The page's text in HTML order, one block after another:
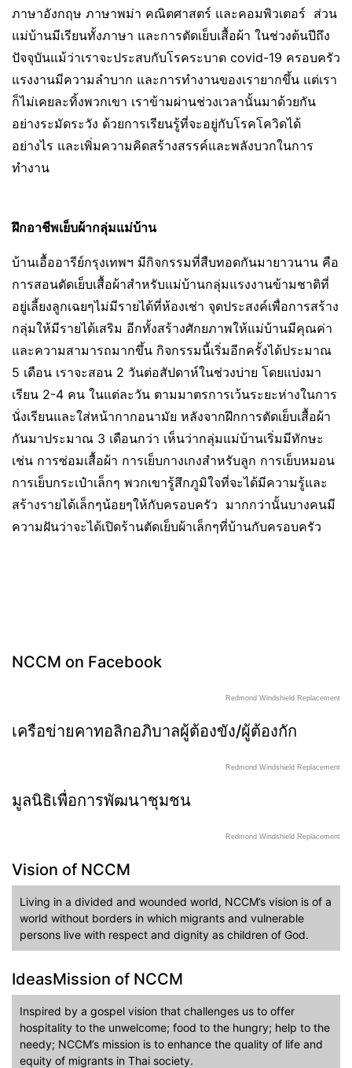
ภาษาอังกฤษ ภาษาพม่า คณิตศาสตร์ และคอมพิวเตอร์ ส่วน
แม่บ้านมีเรียนทั้งภาษา และการตัดเย็บเสื้อผ้า ในช่วงต้นปีถึง
ปัจจุบันแม้ว่าเราจะประสบกับโรคระบาด covid-19 ครอบครัว
แรงงานมีความลำบาก และการทำงานของเรายากขึ้น แต่เรา
ก็ไม่เคยละทิ้งพวกเขา เราข้ามผ่านช่วงเวลานั้นมาด้วยกัน
อย่างระมัดระวัง ด้วยการเรียนรู้ที่จะอยู่กับโรคโควิดได้
อย่างไร และเพิ่มความคิดสร้างสรรค์และพลังบวกในการ
ทำงาน
ฝึกอาชีพเย็บผ้ากลุ่มแม่บ้าน
บ้านเอื้ออารีย์กรุงเทพฯ มีกิจกรรมที่สืบทอดกันมายาวนาน คือ
การสอนตัดเย็บเสื้อผ้าสำหรับแม่บ้านกลุ่มแรงงานข้ามชาติที่
อยู่เลี้ยงลูกเฉยๆไม่มีรายได้ที่ห้องเช่า จุดประสงค์เพื่อการสร้าง
กลุ่มให้มีรายได้เสริม อีกทั้งสร้างศักยภาพให้แม่บ้านมีคุณค่า
และความสามารถมากขึ้น กิจกรรมนี้เริ่มอีกครั้งได้ประมาณ
5 เดือน เราจะสอน 2 วันต่อสัปดาห์ในช่วงบ่าย โดยแบ่งมา
เรียน 2-4 คน ในแต่ละวัน ตามมาตรการเว้นระยะห่างในการ
นั่งเรียนและใส่หน้ากากอนามัย หลังจากฝึกการตัดเย็บเสื้อผ้า
กันมาประมาณ 3 เดือนกว่า เห็นว่ากลุ่มแม่บ้านเริ่มมีทักษะ
เช่น การซ่อมเสื้อผ้า การเย็บกางเกงสำหรับลูก การเย็บหมอน
การเย็บกระเป๋าเล็กๆ พวกเขารู้สึกภูมิใจที่จะได้มีความรู้และ
สร้างรายได้เล็กๆน้อยๆให้กับครอบครัว มากกว่านั้นบางคนมี
ความฝันว่าจะได้เปิดร้านตัดเย็บผ้าเล็กๆที่บ้านกับครอบครัว
NCCM on Facebook
Redmond Windshield Replacement
เครือข่ายคาทอลิกอภิบาลผู้ต้องขัง/ผู้ต้องกัก
Redmond Windshield Replacement
มูลนิธิเพื่อการพัฒนาชุมชน
Redmond Windshield Replacement
Vision of NCCM
Living in a divided and wounded world, NCCM’s vision is of a
world without borders in which migrants and vulnerable
persons live with respect and dignity as children of God.
IdeasMission of NCCM
Inspired by a gospel vision that challenges us to offer
hospitality to the unwelcome; food to the hungry; help to the
needy; NCCM’s mission is to enhance the quality of life and
equity of migrants in Thai society.